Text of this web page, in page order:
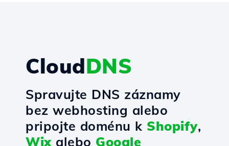
CloudDNS
Spravujte DNS záznamy
bez webhosting alebo
pripojte doménu k Shopify,
Wixalebo Google